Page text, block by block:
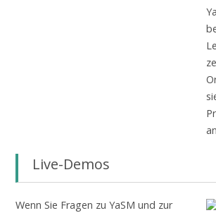
Live-Demos
Wenn Sie Fragen zu YaSM und zur